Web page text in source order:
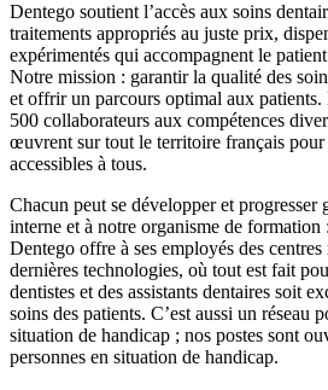
Dentego soutient l’accès aux soins
traitements appropriés au juste prix,
expérimentés qui accompagnent le
Notre mission : garantir la qualité des
et offrir un parcours optimal aux patients.
500 collaborateurs aux compétences
œuvrent sur tout le territoire français pour
accessibles à tous.
Chacun peut se développer et progresser
interne et à notre organisme de formation
Dentego offre à ses employés des centres
dernières technologies, où tout est fait
dentistes et des assistants dentaires soit
soins des patients. C’est aussi un réseau
situation de handicap ; nos postes sont
personnes en situation de handicap.